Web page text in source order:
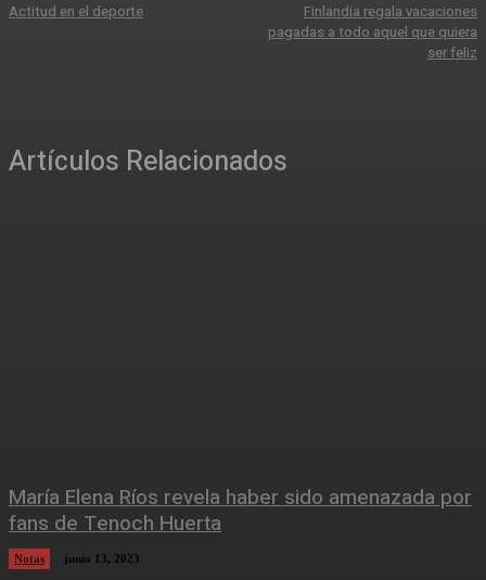
Actitud en el deporte
Finlandia regala vacaciones
pagadas a todo aquel que quiera
ser feliz
Artículos Relacionados
María Elena Ríos revela haber sido amenazada por
fans de Tenoch Huerta
Notas junio 13, 2023